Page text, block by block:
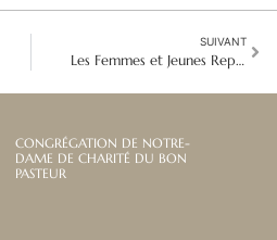
SUIVANT
Les Femmes et Jeunes Représentantes de NDCBP à l'ONU
CONGRÉGATION DE NOTRE-
DAME DE CHARITÉ DU BON
PASTEUR